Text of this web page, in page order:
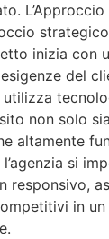
inizia con
del
non solo
altamente
si
responsivo,
in